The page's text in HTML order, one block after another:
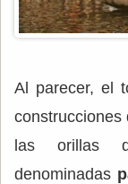
Al parecer, el
construcciones
las orillas
denominadas